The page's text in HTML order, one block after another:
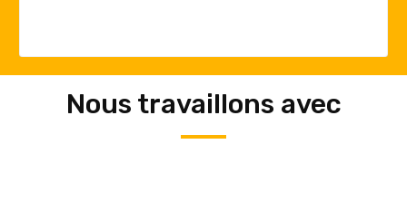
Nous travaillons avec